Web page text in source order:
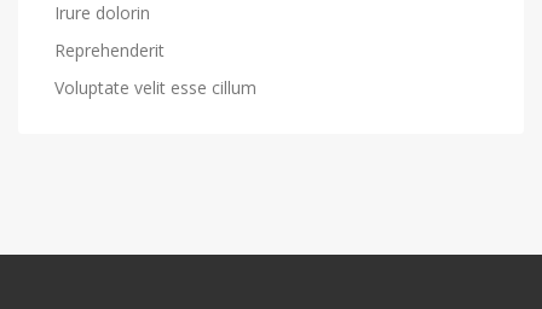
Irure dolorin
Reprehenderit
Voluptate velit esse cillum